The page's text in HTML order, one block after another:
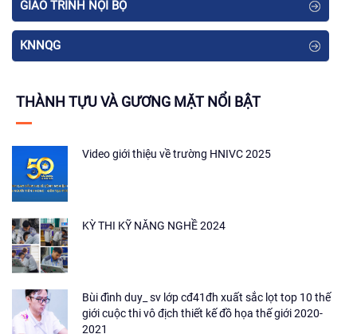
GIÁO TRÌNH NỘI BỘ
KNNQG
THÀNH TỰU VÀ GƯƠNG MẶT NỔI BẬT
Video giới thiệu về trường HNIVC 2025
KỲ THI KỸ NĂNG NGHỀ 2024
Bùi đình duy_ sv lớp cđ41đh xuất sắc lọt top 10 thế
giới cuộc thi vô địch thiết kế đồ họa thế giới 2020-
2021